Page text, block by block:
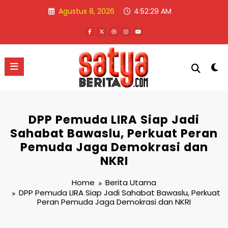
Agustus 8, 2026 4:52:29 AM
DPP Pemuda LIRA Siap Jadi
Sahabat Bawaslu, Perkuat Peran
Pemuda Jaga Demokrasi dan
NKRI
Home
Berita Utama
DPP Pemuda LIRA Siap Jadi Sahabat Bawaslu, Perkuat
Peran Pemuda Jaga Demokrasi dan NKRI